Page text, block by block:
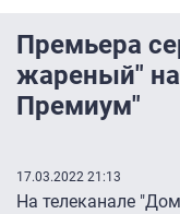
Премьера
жареный"
Премиум"
17.03.2022 21:13
На телеканале